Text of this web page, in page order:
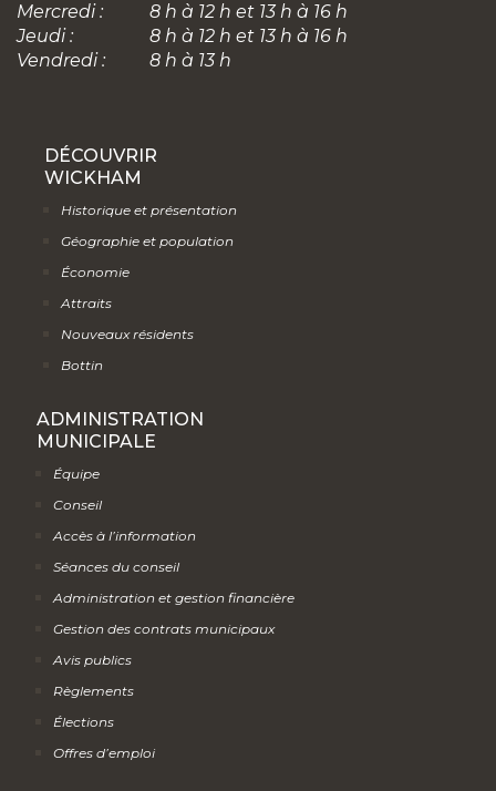
Mercredi :
8 h à 12 h et 13 h à 16 h
Jeudi :
8 h à 12 h et 13 h à 16 h
Vendredi :
8 h à 13 h
DÉCOUVRIR
WICKHAM
Historique et présentation
Géographie et population
Économie
Attraits
Nouveaux résidents
Bottin
ADMINISTRATION
MUNICIPALE
Équipe
Conseil
Accès à l’information
Séances du conseil
Administration et gestion financière
Gestion des contrats municipaux
Avis publics
Règlements
Élections
Offres d’emploi